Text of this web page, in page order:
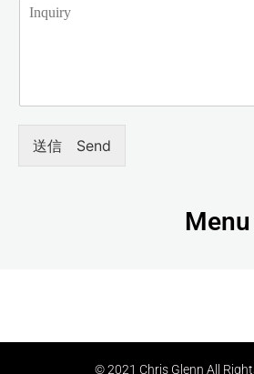
送信 Send
Menu
© 2021 Chris Glenn All